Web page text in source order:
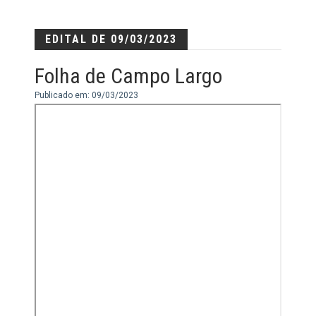
EDITAL DE 09/03/2023
Folha de Campo Largo
Publicado em: 09/03/2023